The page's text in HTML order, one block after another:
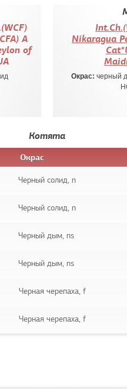
A
of
Nikaragua
Окрас: черный
Котята
Окрас
Черный солид, n
Черный солид, n
Черный дым, ns
Черный дым, ns
Черная черепаха, f
Черная черепаха, f